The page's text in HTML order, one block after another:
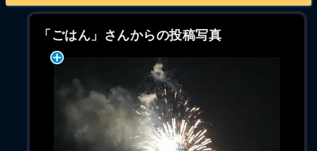
「ごはん」さんからの投稿写真